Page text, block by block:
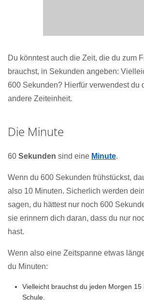
Du könntest auch die Zeit, die du zum
brauchst, in Sekunden angeben:
600 Sekunden? Hierfür verwendest du
andere Zeiteinheit.
Die Minute
60 Sekunden sind eine Minute.
Wenn du 600 Sekunden frühstückst,
also 10 Minuten. Sicherlich werden
sagen, du hättest nur noch 600
sie erinnern dich daran, dass du nur
hast.
Wenn also eine Zeitspanne etwas
du Minuten:
Vielleicht brauchst du jeden Morgen 15
Schule.